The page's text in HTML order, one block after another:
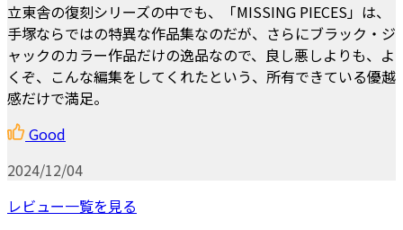
立東舎の復刻シリーズの中でも、「MISSING PIECES」は、
手塚ならではの特異な作品集なのだが、さらにブラック・ジ
ャックのカラー作品だけの逸品なので、良し悪しよりも、よ
くぞ、こんな編集をしてくれたという、所有できている優越
感だけで満足。
Good
2024/12/04
レビュー一覧を見る